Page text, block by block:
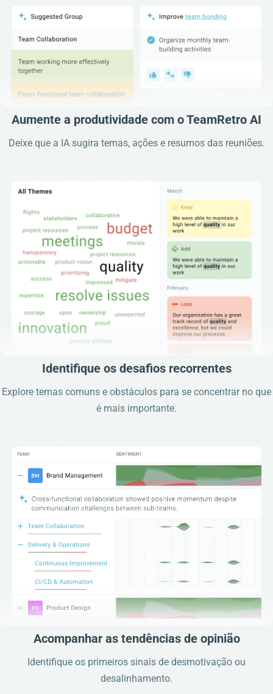
Aumente a produtividade com o TeamRetro AI
Deixe que a IA sugira temas, ações e resumos das reuniões.
Identifique os desafios recorrentes
Explore temas comuns e obstáculos para se concentrar no que
é mais importante.
Acompanhar as tendências de opinião
Identifique os primeiros sinais de desmotivação ou
desalinhamento.